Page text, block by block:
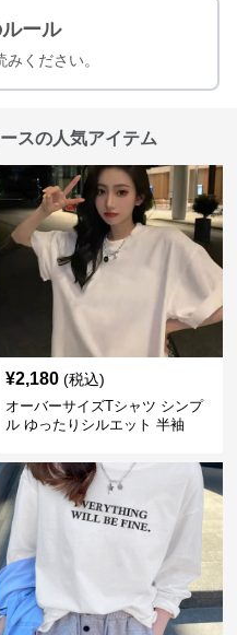
ール
ください。
スの人気アイテム
¥2,180 (税込)
オーバーサイズTシャツ シンプ
ル ゆったりシルエット 半袖